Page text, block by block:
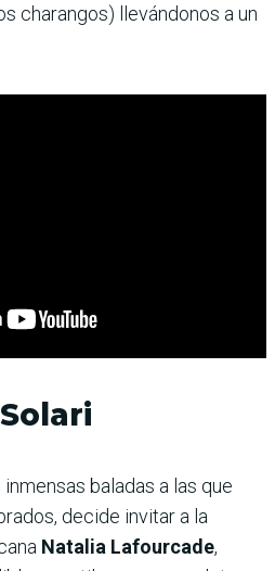
charangos) llevándonos a un
inmensas baladas a las que
decide invitar a la
Natalia Lafourcade,